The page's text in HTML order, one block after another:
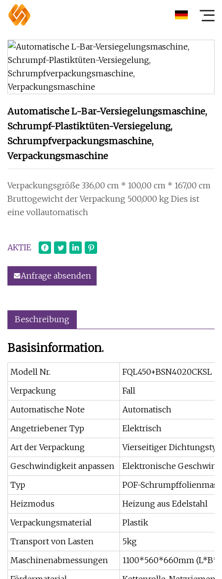
Automatische L-Bar-Versiegelungsmaschine,
Schrumpf-Plastiktüten-Versiegelung,
Schrumpfverpackungsmaschine,
Verpackungsmaschine
Verpackungsgröße 336,00 cm * 100,00 cm * 167,00 cm
Bruttogewicht der Verpackung 500,000 kg Dies ist
eine vollautomatisch
AKTIE
Anfrage absenden
Beschreibung
Basisinformation.
Modell Nr.
FQL450+BSN4020CKSL
Verpackung
Fall
Automatische Note
Automatisch
Angetriebener Typ
Elektrisch
Art der Verpackung
Vierseitiger Dichtungstyp
Geschwindigkeit anpassen
Elektronische
Typ
POF-
Heizmodus
Heizung aus Edelstahl
Verpackungsmaterial
Plastik
Transport von Lasten
5kg
Maschinenabmessungen
1100*560*660mm